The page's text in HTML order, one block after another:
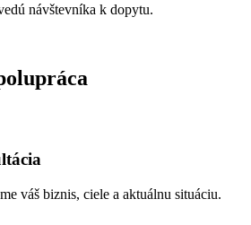
návštevníka k dopytu.
váš biznis, ciele a aktuálnu situáciu.